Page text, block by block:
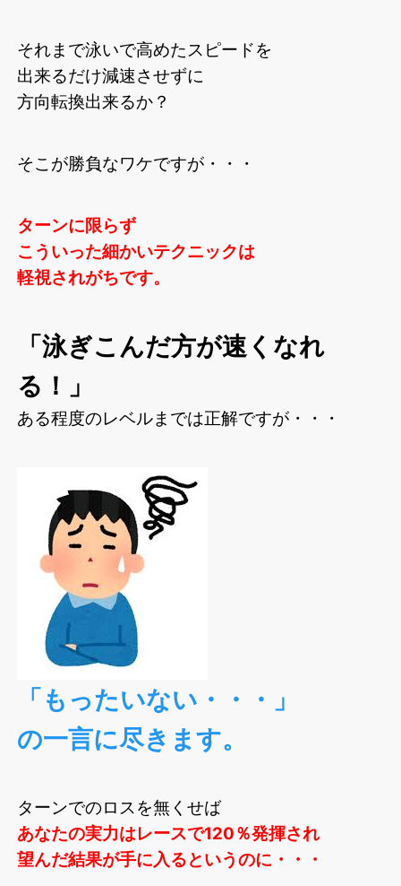
それまで泳いで高めたスピードを
出来るだけ減速させずに
方向転換出来るか？
そこが勝負なワケですが・・・
ターンに限らず
こういった細かいテクニックは
軽視されがちです。
「泳ぎこんだ方が速くなれ
る！」
ある程度のレベルまでは正解ですが・・・
「もったいない・・・」
の一言に尽きます。
ターンでのロスを無くせば
あなたの実力はレースで120％発揮され
望んだ結果が手に入るというのに・・・